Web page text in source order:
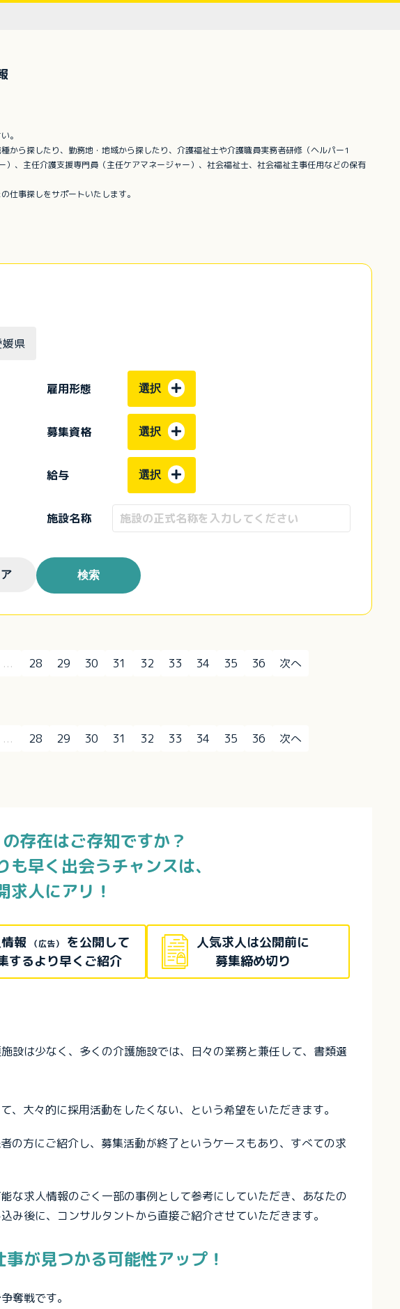
。
から探したり、勤務地・地域から探したり、介護福祉士や介護職員実務者研修（ヘルパー1
、主任介護支援専門員（主任ケアマネージャー）、社会福祉士、社会福祉主事任用などの保有
仕事探しをサポートいたします。
媛県
雇用形態 選択
募集資格 選択
給与 選択
施設名称
検索
... 28 29 30 31 32 33 34 35 36 次へ
... 28 29 30 31 32 33 34 35 36 次へ
の存在はご存知ですか？
早く出会うチャンスは、
求人にアリ！
報 （広告）
を公開して
するより早くご紹介
人気求人は公開前に
募集締め切り
設は少なく、多くの介護施設では、日々の業務と兼任して、書類選
、大々的に採用活動をしたくない、という希望をいただきます。
の方にご紹介し、募集活動が終了というケースもあり、すべての求
な求人情報のごく一部の事例として参考にしていただき、あなたの
後に、コンサルタントから直接ご紹介させていただきます。
が見つかる可能性アップ！
奪戦です。